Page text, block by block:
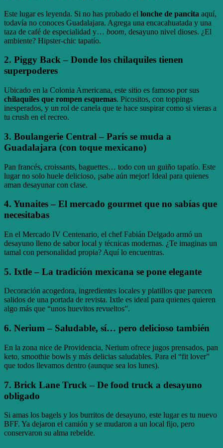
Este lugar es leyenda. Si no has probado el lonche de pancita aquí,
todavía no conoces Guadalajara. Agrega una encacahuatada y una
taza de café de especialidad y… boom, desayuno nivel dioses. ¿El
ambiente? Hipster-chic tapatío.
2. Piggy Back – Donde los chilaquiles tienen
superpoderes
Ubicado en la Colonia Americana, este sitio es famoso por sus
chilaquiles que rompen esquemas. Picositos, con toppings
inesperados, y un rol de canela que te hace suspirar como si vieras a
tu crush en el recreo.
3. Boulangerie Central – París se muda a
Guadalajara (con toque mexicano)
Pan francés, croissants, baguettes… todo con un guiño tapatío. Este
lugar no solo huele delicioso, ¡sabe aún mejor! Ideal para quienes
aman desayunar con clase.
4. Yunaites – El mercado gourmet que no sabías que
necesitabas
En el Mercado IV Centenario, el chef Fabián Delgado armó un
desayuno lleno de sabor local y técnicas modernas. ¿Te imaginas un
tamal con personalidad propia? Aquí lo encuentras.
5. Ixtle – La tradición mexicana se pone elegante
Decoración acogedora, ingredientes locales y platillos que parecen
salidos de una portada de revista. Ixtle es ideal para quienes quieren
algo más que “unos huevitos revueltos”.
6. Nerium – Saludable, sí… pero delicioso también
En la zona nice de Providencia, Nerium ofrece jugos prensados, pan
keto, smoothie bowls y más delicias saludables. Para el “fit lover”
que todos llevamos dentro (aunque sea los lunes).
7. Brick Lane Truck – De food truck a desayuno
obligado
Si amas los bagels y los burritos de desayuno, este lugar es tu nuevo
BFF. Ya dejaron el camión y se mudaron a un local fijo, pero
conservaron su alma rebelde.